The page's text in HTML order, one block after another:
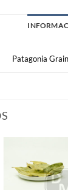
Patagonia